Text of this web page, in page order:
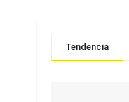
Tendencia